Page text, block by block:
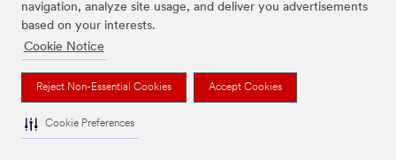
navigation, analyze site usage, and deliver you advertisements
based on your interests.
Cookie Notice
Reject Non-Essential Cookies Accept Cookies
Cookie Preferences